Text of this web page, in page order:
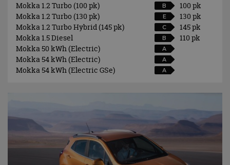
Mokka 1.2 Turbo (100 pk)
B
100 pk
Mokka 1.2 Turbo (130 pk)
E
130 pk
Mokka 1.2 Turbo Hybrid (145 pk)
C
145 pk
Mokka 1.5 Diesel
B
110 pk
Mokka 50 kWh (Electric)
A
Mokka 54 kWh (Electric) A
Mokka 54 kWh (Electric GSe) A